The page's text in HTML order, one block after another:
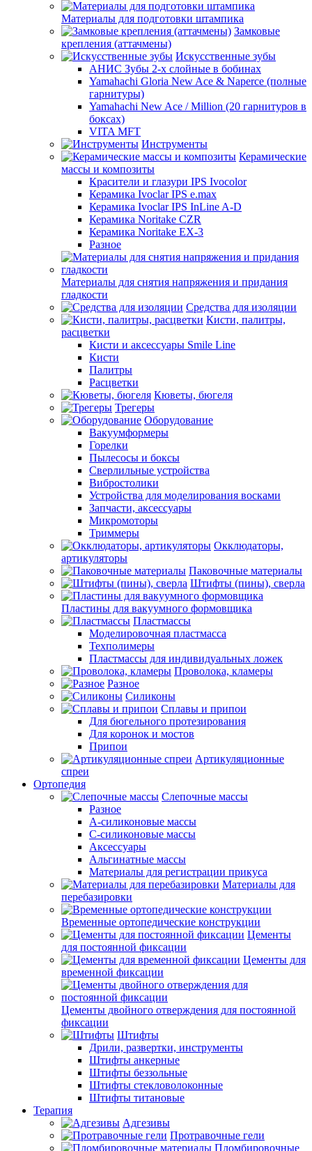
Материалы для подготовки штампика
Замковые
крепления (аттачмены)
Искусственные зубы
АНИС Зубы 2-х слойные в бобинах
Yamahachi Gloria New Ace & Naperce (полные
гарнитуры)
Yamahachi New Ace / Million (20 гарнитуров в
боксах)
VITA MFT
Инструменты
Керамические
массы и композиты
Красители и глазури IPS Ivocolor
Керамика Ivoclar IPS e.max
Керамика Ivoclar IPS InLine A-D
Керамика Noritake CZR
Керамика Noritake EX-3
Разное
Материалы для снятия напряжения и придания
гладкости
Средства для изоляции
Кисти, палитры,
расцветки
Кисти и аксессуары Smile Line
Кисти
Палитры
Расцветки
Кюветы, бюгеля
Трегеры
Оборудование
Вакуумформеры
Горелки
Пылесосы и боксы
Сверлильные устройства
Вибростолики
Устройства для моделирования восками
Запчасти, аксессуары
Микромоторы
Триммеры
Окклюдаторы,
артикуляторы
Паковочные материалы
Штифты (пины), сверла
Пластины для вакуумного формовщика
Пластмассы
Моделировочная пластмасса
Техполимеры
Пластмассы для индивидуальных ложек
Проволока, кламеры
Разное
Силиконы
Сплавы и припои
Для бюгельного протезирования
Для коронок и мостов
Припои
Артикуляционные
спреи
Ортопедия
Слепочные массы
Разное
А-силиконовые массы
С-силиконовые массы
Аксессуары
Альгинатные массы
Материалы для регистрации прикуса
Материалы для
перебазировки
Временные ортопедические конструкции
Цементы
для постоянной фиксации
Цементы для
временной фиксации
Цементы двойного отверждения для постоянной
фиксации
Штифты
Дрили, развертки, инструменты
Штифты анкерные
Штифты беззольные
Штифты стекловолоконные
Штифты титановые
Терапия
Адгезивы
Протравочные гели
Пломбировочные